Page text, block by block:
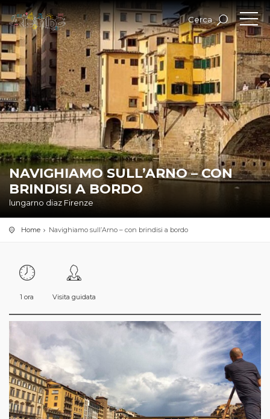
Cerca
NAVIGHIAMO SULL’ARNO – CON
BRINDISI A BORDO
lungarno diaz Firenze
Home Navighiamo sull’Arno – con brindisi a bordo
1 ora Visita guidata